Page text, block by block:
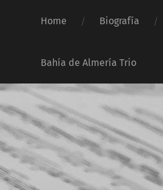
Home Biografía
Bahía de Almería Trio